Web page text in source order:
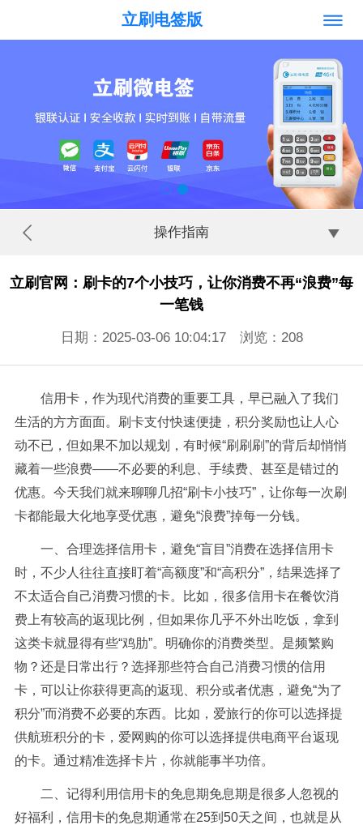
立刷电签版
操作指南
立刷官网：刷卡的7个小技巧，让你消费不再“浪费”每
一笔钱
日期：2025-03-06 10:04:17 浏览： 208
信用卡，作为现代消费的重要工具，早已融入了我们
生活的方方面面。刷卡支付快速便捷，积分奖励也让人心
动不已，但如果不加以规划，有时候“刷刷刷”的背后却悄悄
藏着一些浪费——不必要的利息、手续费、甚至是错过的
优惠。今天我们就来聊聊几招“刷卡小技巧”，让你每一次刷
卡都能最大化地享受优惠，避免“浪费”掉每一分钱。
一、合理选择信用卡，避免“盲目”消费在选择信用卡
时，不少人往往直接盯着“高额度”和“高积分”，结果选择了
不太适合自己消费习惯的卡。比如，很多信用卡在餐饮消
费上有较高的返现比例，但如果你几乎不外出吃饭，拿到
这类卡就显得有些“鸡肋”。明确你的消费类型。是频繁购
物？还是日常出行？选择那些符合自己消费习惯的信用
卡，可以让你获得更高的返现、积分或者优惠，避免“为了
积分”而消费不必要的东西。比如，爱旅行的你可以选择提
供航班积分的卡，爱网购的你可以选择提供电商平台返现
的卡。通过精准选择卡片，你就能事半功倍。
二、记得利用信用卡的免息期免息期是很多人忽视的
好福利，信用卡的免息期通常在25到50天之间，也就是从